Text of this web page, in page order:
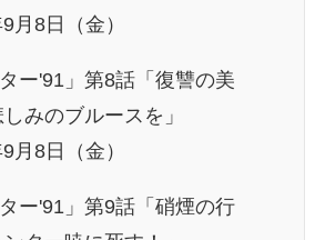
月8日（金）
ー'91」第8話「復讐の美
みのブルースを」
月8日（金）
ー'91」第9話「硝煙の行